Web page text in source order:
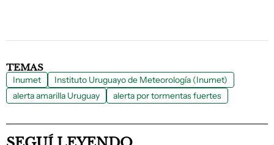
TEMAS
Inumet
Instituto Uruguayo de Meteorología (Inumet)
alerta amarilla Uruguay
alerta por tormentas fuertes